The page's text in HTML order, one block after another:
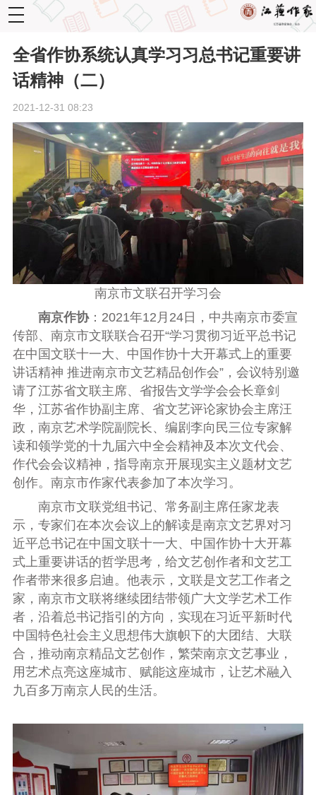
toggle
navigation
全省作协系统认真学习习总书记重要讲
话精神（二）
2021-12-31 08:23
南京市文联召开学习会
南京作协： 2021年12 月 24日，中共南京市委宣
传部、南京市文联联合召开“学习贯彻习近平总书记
在中国文联十一大、中国作协十大开幕式上的重要
讲话精神 推进南京市文艺精品创作会”，会议特别邀
请了江苏省文联主席、省报告文学学会会长章剑
华，江苏省作协副主席、省文艺评论家协会主席汪
政，南京艺术学院副院长、编剧李向民三位专家解
读和领学党的十九届六中全会精神及本次文代会、
作代会会议精神，指导南京开展现实主义题材文艺
创作。南京市作家代表参加了本次学习。
南京市文联党组书记、常务副主席任家龙表
示，专家们在本次会议上的解读是南京文艺界对习
近平总书记在中国文联十一大、中国作协十大开幕
式上重要讲话的哲学思考，给文艺创作者和文艺工
作者带来很多启迪。他表示，文联是文艺工作者之
家，南京市文联将继续团结带领广大文学艺术工作
者，沿着总书记指引的方向，实现在习近平新时代
中国特色社会主义思想伟大旗帜下的大团结、大联
合，推动南京精品文艺创作，繁荣南京文艺事业，
用艺术点亮这座城市、赋能这座城市，让艺术融入
九百多万南京人民的生活。